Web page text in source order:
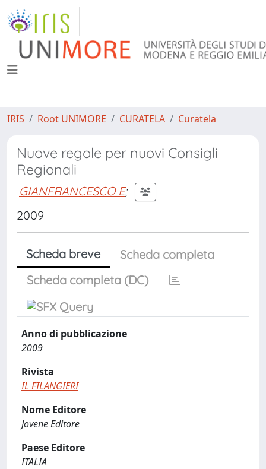
IRIS Root UNIMORE CURATELA Curatela
Nuove regole per nuovi Consigli
Regionali
GIANFRANCESCO E;
2009
Scheda breve
Scheda completa
Scheda completa (DC)
Anno di pubblicazione
2009
Rivista
IL FILANGIERI
Nome Editore
Jovene Editore
Paese Editore
ITALIA